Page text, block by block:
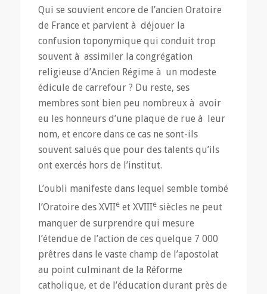
Qui se souvient encore de l’ancien Oratoire
de France et parvient à déjouer la
confusion toponymique qui conduit trop
souvent à assimiler la congrégation
religieuse d’Ancien Régime à un modeste
édicule de carrefour ? Du reste, ses
membres sont bien peu nombreux à avoir
eu les honneurs d’une plaque de rue à leur
nom, et encore dans ce cas ne sont-ils
souvent salués que pour des talents qu’ils
ont exercés hors de l’institut.
L’oubli manifeste dans lequel semble tombé
l’Oratoire des XVIIeet XVIIIesiècles ne peut
manquer de surprendre qui mesure
l’étendue de l’action de ces quelque 7 000
prêtres dans le vaste champ de l’apostolat
au point culminant de la Réforme
catholique, et de l’éducation durant près de